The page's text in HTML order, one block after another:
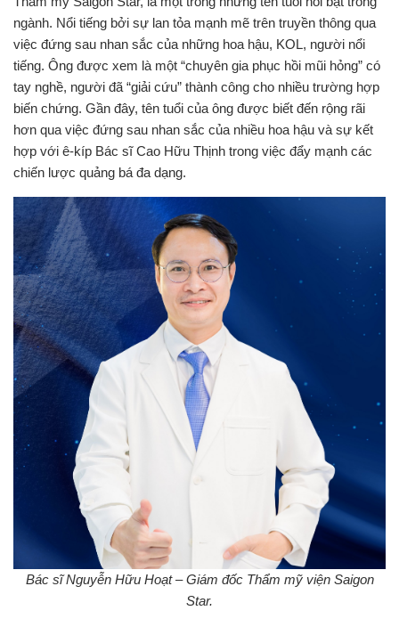
ngành. Nổi tiếng bởi sự lan tỏa mạnh mẽ trên truyền thông qua
việc đứng sau nhan sắc của những hoa hậu, KOL, người nổi
tiếng. Ông được xem là một “chuyên gia phục hồi mũi hỏng” có
tay nghề, người đã “giải cứu” thành công cho nhiều trường hợp
biến chứng. Gần đây, tên tuổi của ông được biết đến rộng rãi
hơn qua việc đứng sau nhan sắc của nhiều hoa hậu và sự kết
hợp với ê-kíp Bác sĩ Cao Hữu Thịnh trong việc đẩy mạnh các
chiến lược quảng bá đa dạng.
Bác sĩ Nguyễn Hữu Hoạt – Giám đốc Thẩm mỹ viện Saigon
Star.